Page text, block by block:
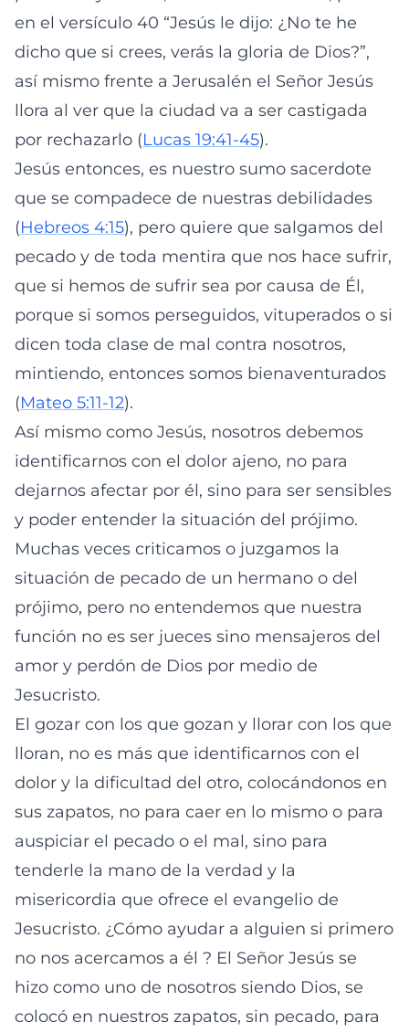
en el versículo 40 “Jesús le dijo: ¿No te he
dicho que si crees, verás la gloria de Dios?”,
así mismo frente a Jerusalén el Señor Jesús
llora al ver que la ciudad va a ser castigada
por rechazarlo (Lucas 19:41-45).
Jesús entonces, es nuestro sumo sacerdote
que se compadece de nuestras debilidades
(Hebreos 4:15), pero quiere que salgamos del
pecado y de toda mentira que nos hace sufrir,
que si hemos de sufrir sea por causa de Él,
porque si somos perseguidos, vituperados o si
dicen toda clase de mal contra nosotros,
mintiendo, entonces somos bienaventurados
(Mateo 5:11-12).
Así mismo como Jesús, nosotros debemos
identificarnos con el dolor ajeno, no para
dejarnos afectar por él, sino para ser sensibles
y poder entender la situación del prójimo.
Muchas veces criticamos o juzgamos la
situación de pecado de un hermano o del
prójimo, pero no entendemos que nuestra
función no es ser jueces sino mensajeros del
amor y perdón de Dios por medio de
Jesucristo.
El gozar con los que gozan y llorar con los que
lloran, no es más que identificarnos con el
dolor y la dificultad del otro, colocándonos en
sus zapatos, no para caer en lo mismo o para
auspiciar el pecado o el mal, sino para
tenderle la mano de la verdad y la
misericordia que ofrece el evangelio de
Jesucristo. ¿Cómo ayudar a alguien si primero
no nos acercamos a él ? El Señor Jesús se
hizo como uno de nosotros siendo Dios, se
colocó en nuestros zapatos, sin pecado, para